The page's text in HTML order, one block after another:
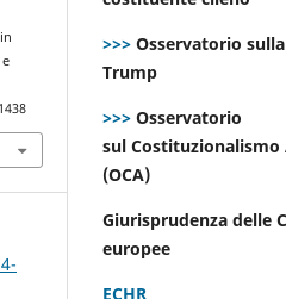
>>> Osservatorio
Trump
>>> Osservatorio
sul
(OCA)
Giurisprudenza delle
europee
ECHR